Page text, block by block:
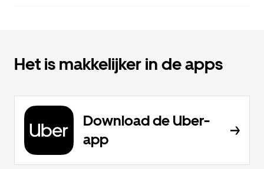
Het is makkelijker in de apps
Download de Uber-
app